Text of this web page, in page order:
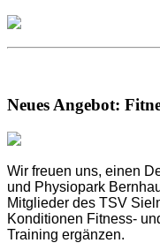
Neues Angebot:
Wir freuen uns, einen
und Physiopark
Mitglieder des TSV
Konditionen Fitness-
Training ergänzen.